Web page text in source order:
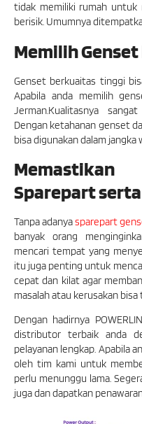
tidak memiliki rumah untuk
berisik. Umumnya
Memilih
Genset berkuaitas tinggi
Apabila anda memilih
Jerman.Kualitasnya
Dengan ketahanan genset
bisa digunakan dalam jangka
Memastikan
Sparepart
Tanpa adanyasparepart
banyak orang
mencari tempat yang
itu juga penting untuk
cepat dan kilat agar
masalah atau kerusakan
Dengan hadirnya
distributor terbaik anda
pelayanan lengkap. Apabila
oleh tim kami untuk
perlu menunggu lama.
juga dan dapatkan